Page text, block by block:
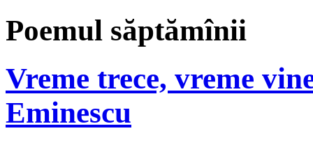
Poemul săptămînii
Vreme trece, vreme
Eminescu